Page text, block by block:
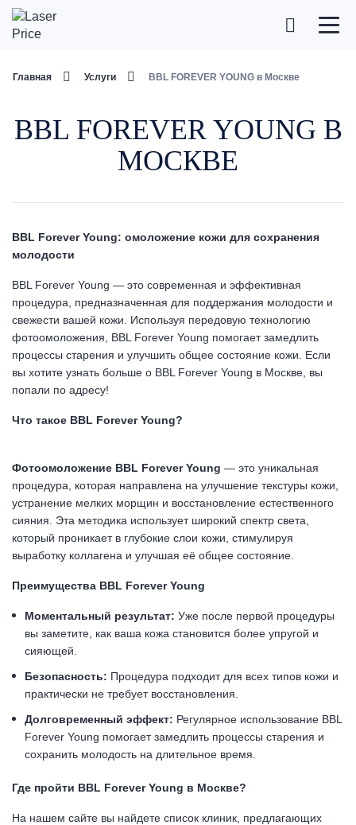
Главная Услуги BBL FOREVER YOUNG в Москве
BBL FOREVER YOUNG В
МОСКВЕ
BBL Forever Young: омоложение кожи для сохранения
молодости
BBL Forever Young — это современная и эффективная
процедура, предназначенная для поддержания молодости и
свежести вашей кожи. Используя передовую технологию
фотоомоложения, BBL Forever Young помогает замедлить
процессы старения и улучшить общее состояние кожи. Если
вы хотите узнать больше о BBL Forever Young в Москве, вы
попали по адресу!
Что такое BBL Forever Young?
Фотоомоложение BBL Forever Young — это уникальная
процедура, которая направлена на улучшение текстуры кожи,
устранение мелких морщин и восстановление естественного
сияния. Эта методика использует широкий спектр света,
который проникает в глубокие слои кожи, стимулируя
выработку коллагена и улучшая её общее состояние.
Преимущества BBL Forever Young
Моментальный результат: Уже после первой процедуры
вы заметите, как ваша кожа становится более упругой и
сияющей.
Безопасность: Процедура подходит для всех типов кожи и
практически не требует восстановления.
Долговременный эффект: Регулярное использование BBL
Forever Young помогает замедлить процессы старения и
сохранить молодость на длительное время.
Где пройти BBL Forever Young в Москве?
На нашем сайте вы найдете список клиник, предлагающих